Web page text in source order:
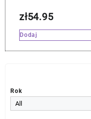
zł54.95
Dodaj
Rok